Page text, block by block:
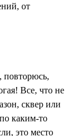
от
повторюсь,
Все, что не
сквер или
каким-то
это место